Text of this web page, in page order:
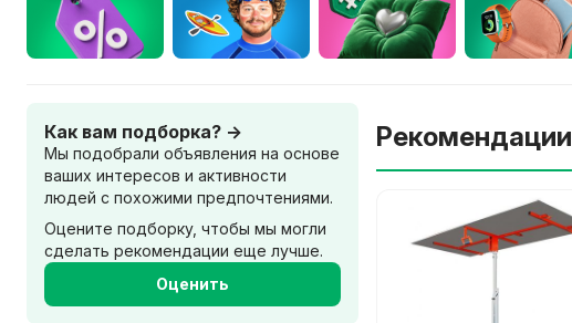
Как вам подборка? →
Мы подобрали объявления на основе
ваших интересов и активности
людей с похожими предпочтениями.
Оцените подборку, чтобы мы могли
сделать рекомендации еще лучше.
Оценить
Рекомендации